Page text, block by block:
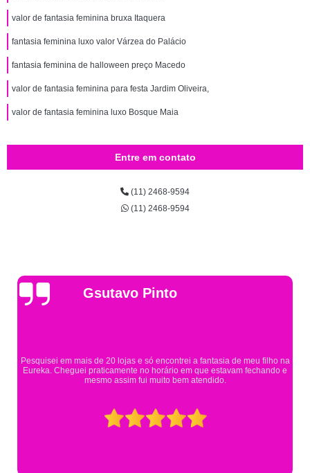
valor de fantasia feminina bruxa Itaquera
fantasia feminina luxo valor Várzea do Palácio
fantasia feminina de halloween preço Macedo
valor de fantasia feminina para festa Jardim Oliveira,
valor de fantasia feminina luxo Bosque Maia
Entre em contato
(11) 2468-9594
(11) 2468-9594
Gsutavo Pinto
Pesquisei em mais de 20 lojas e só encontrei a fantasia de meu filho na
Eureka. Cheguei praticamente no horário em que estavam fechando e
mesmo assim fui muito bem atendido.